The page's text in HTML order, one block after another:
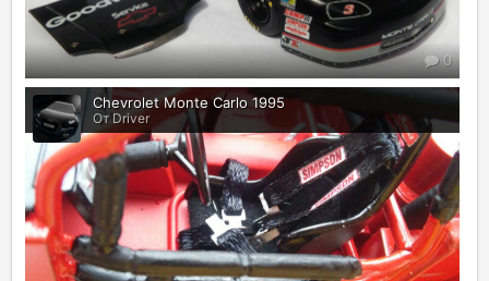
0
Chevrolet Monte Carlo 1995
От Driver